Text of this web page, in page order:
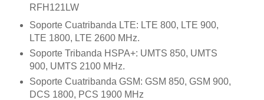
RFH121LW
Soporte Cuatribanda LTE: LTE 800, LTE 900,
LTE 1800, LTE 2600 MHz.
Soporte Tribanda HSPA+: UMTS 850, UMTS
900, UMTS 2100 MHz.
Soporte Cuatribanda GSM: GSM 850, GSM 900,
DCS 1800, PCS 1900 MHz